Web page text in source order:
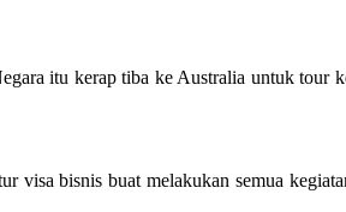
itu kerap tiba ke Australia untuk tour
visa bisnis buat melakukan semua